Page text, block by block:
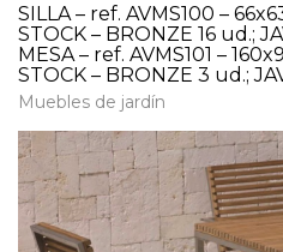
SILLA – ref. AVMS100 –
STOCK – BRONZE 16 ud.;
MESA – ref. AVMS101 –
STOCK – BRONZE 3 ud.;
Muebles de jardín